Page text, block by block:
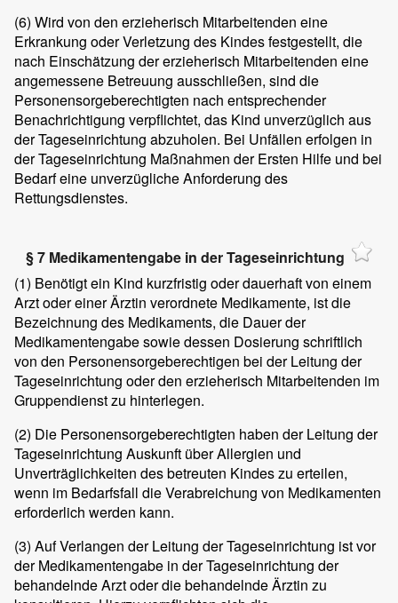
(6) Wird von den erzieherisch Mitarbeitenden eine
Erkrankung oder Verletzung des Kindes festgestellt, die
nach Einschätzung der erzieherisch Mitarbeitenden eine
angemessene Betreuung ausschließen, sind die
Personensorgeberechtigten nach entsprechender
Benachrichtigung verpflichtet, das Kind unverzüglich aus
der Tageseinrichtung abzuholen. Bei Unfällen erfolgen in
der Tageseinrichtung Maßnahmen der Ersten Hilfe und bei
Bedarf eine unverzügliche Anforderung des
Rettungsdienstes.
§ 7 Medikamentengabe in der Tageseinrichtung
(1) Benötigt ein Kind kurzfristig oder dauerhaft von einem
Arzt oder einer Ärztin verordnete Medikamente, ist die
Bezeichnung des Medikaments, die Dauer der
Medikamentengabe sowie dessen Dosierung schriftlich
von den Personensorgeberechtigen bei der Leitung der
Tageseinrichtung oder den erzieherisch Mitarbeitenden im
Gruppendienst zu hinterlegen.
(2) Die Personensorgeberechtigten haben der Leitung der
Tageseinrichtung Auskunft über Allergien und
Unverträglichkeiten des betreuten Kindes zu erteilen,
wenn im Bedarfsfall die Verabreichung von Medikamenten
erforderlich werden kann.
(3) Auf Verlangen der Leitung der Tageseinrichtung ist vor
der Medikamentengabe in der Tageseinrichtung der
behandelnde Arzt oder die behandelnde Ärztin zu